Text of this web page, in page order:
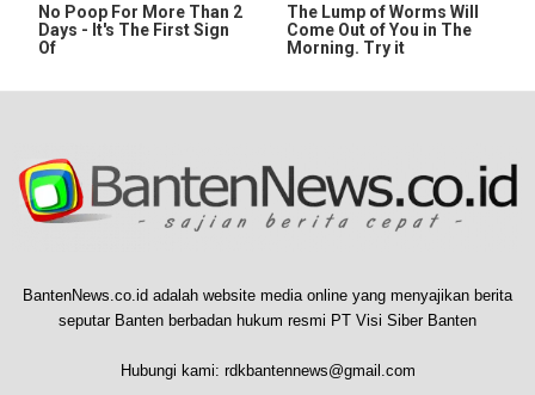
No Poop For More Than 2
Days - It's The First Sign
Of
The Lump of Worms Will
Come Out of You in The
Morning. Try it
BantenNews.co.id adalah website media online yang menyajikan berita
seputar Banten berbadan hukum resmi PT Visi Siber Banten
Hubungi kami: rdkbantennews@gmail.com